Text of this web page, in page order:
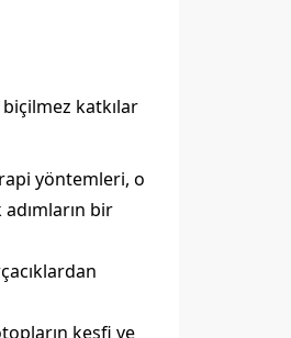
katkılar
yöntemleri, o
bir
keşfi ve